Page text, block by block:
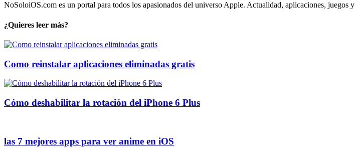
NoSoloiOS.com es un portal para todos los apasionados del universo Apple. Actualidad, aplicaciones, juegos
¿Quieres leer más?
Como reinstalar aplicaciones eliminadas gratis
Cómo deshabilitar la rotación del iPhone 6 Plus
las 7 mejores apps para ver anime en iOS